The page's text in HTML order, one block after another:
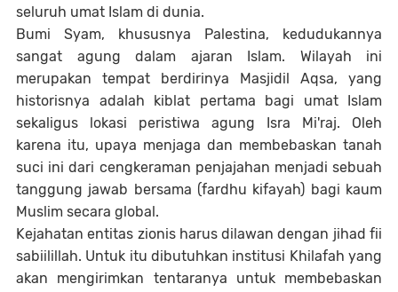
seluruh umat Islam di dunia.
Bumi Syam, khususnya Palestina, kedudukannya
sangat agung dalam ajaran Islam. Wilayah ini
merupakan tempat berdirinya Masjidil Aqsa, yang
historisnya adalah kiblat pertama bagi umat Islam
sekaligus lokasi peristiwa agung Isra Mi'raj. Oleh
karena itu, upaya menjaga dan membebaskan tanah
suci ini dari cengkeraman penjajahan menjadi sebuah
tanggung jawab bersama (fardhu kifayah) bagi kaum
Muslim secara global.
Kejahatan entitas zionis harus dilawan dengan jihad fii
sabiilillah. Untuk itu dibutuhkan institusi Khilafah yang
akan mengirimkan tentaranya untuk membebaskan